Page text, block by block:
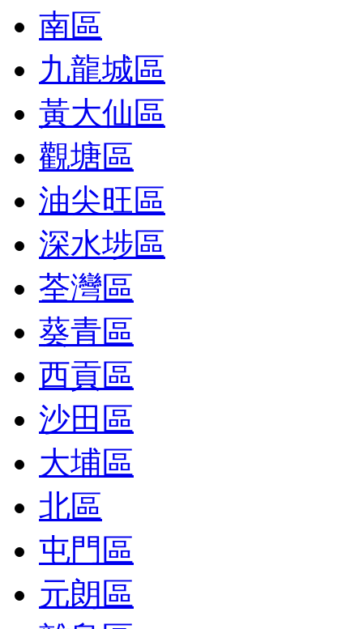
南區
九龍城區
黃大仙區
觀塘區
油尖旺區
深水埗區
荃灣區
葵青區
西貢區
沙田區
大埔區
北區
屯門區
元朗區